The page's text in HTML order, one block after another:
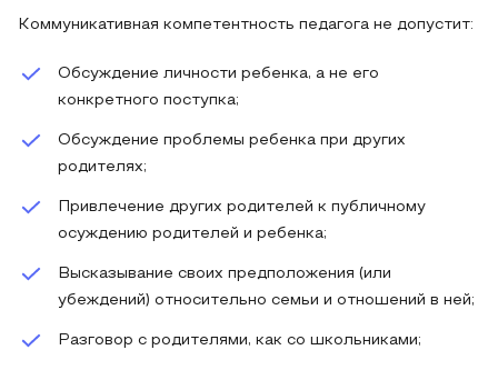
Коммуникативная компетентность педагога не допустит:
Обсуждение личности ребенка, а не его
конкретного поступка;
Обсуждение проблемы ребенка при других
родителях;
Привлечение других родителей к публичному
осуждению родителей и ребенка;
Высказывание своих предположения (или
убеждений) относительно семьи и отношений в ней;
Разговор с родителями, как со школьниками;